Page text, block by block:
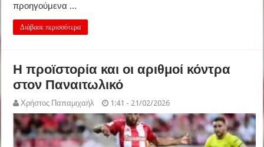
προηγούμενα ...
Διάβασε περισσότερα
Η προϊστορία και οι αριθμοί κόντρα
στον Παναιτωλικό
Χρήστος Παπαμιχαήλ 1:41 - 21/02/2026